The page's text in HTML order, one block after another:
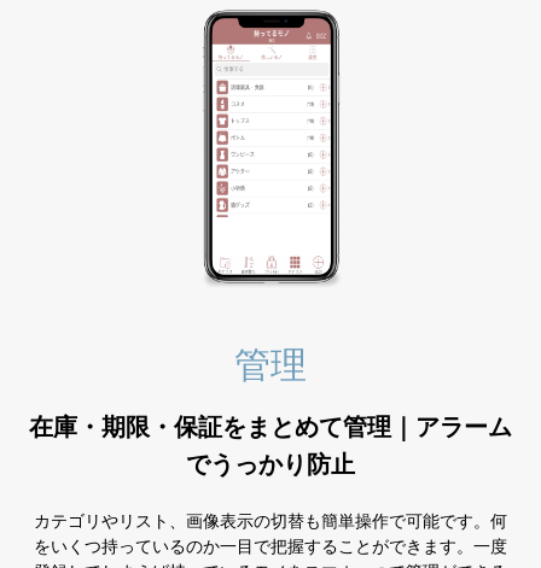
管理
在庫・期限・保証をまとめて管理｜ アラーム
でうっかり防止
カテゴリやリスト、画像表示の切替も簡単操作で可能です。何
をいくつ持っているのか一目で把握することができます。一度